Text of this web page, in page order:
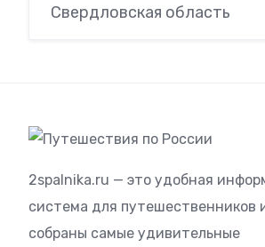
Свердловская область
2spalnika.ru — это удобная
система для путешественников
собраны самые удивительные